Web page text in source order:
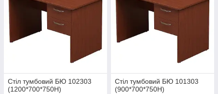
Стіл тумбовий БЮ 102303
(1200*700*750Н)
Стіл тумбовий БЮ 101303
(900*700*750Н)